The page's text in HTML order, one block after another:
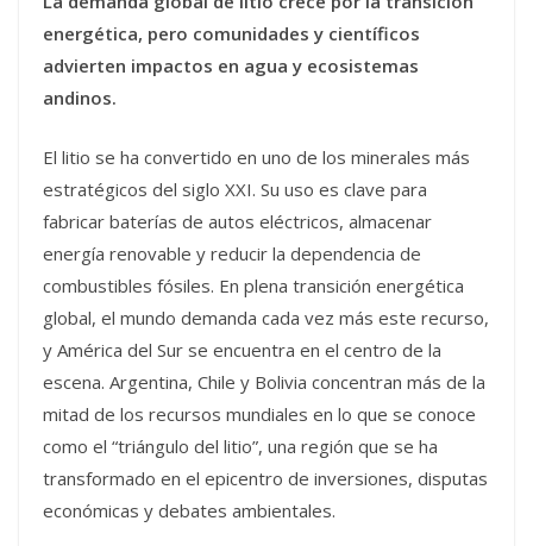
energética, pero comunidades y científicos
advierten impactos en agua y ecosistemas
andinos.
El litio se ha convertido en uno de los minerales más
estratégicos del siglo XXI. Su uso es clave para
fabricar baterías de autos eléctricos, almacenar
energía renovable y reducir la dependencia de
combustibles fósiles. En plena transición energética
global, el mundo demanda cada vez más este recurso,
y América del Sur se encuentra en el centro de la
escena. Argentina, Chile y Bolivia concentran más de la
mitad de los recursos mundiales en lo que se conoce
como el “triángulo del litio”, una región que se ha
transformado en el epicentro de inversiones, disputas
económicas y debates ambientales.